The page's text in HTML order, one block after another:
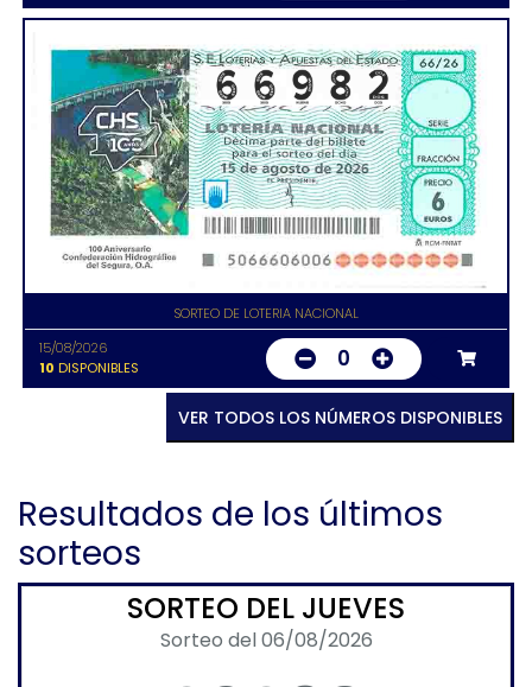
SORTEO DE LOTERIA NACIONAL
15/08/2026
10 DISPONIBLES 0
VER TODOS LOS NÚMEROS DISPONIBLES
Resultados de los últimos
sorteos
SORTEO DEL JUEVES
Sorteo del 06/08/2026